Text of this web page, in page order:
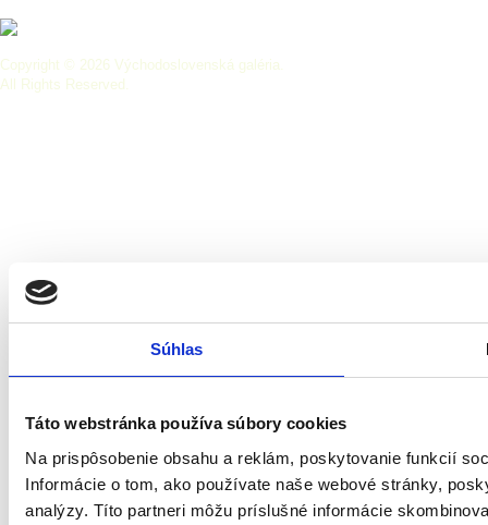
Súhlas
Táto webstránka používa súbory cookies
Na prispôsobenie obsahu a reklám, poskytovanie funkcií
Informácie o tom, ako používate naše webové stránky,
analýzy. Títo partneri môžu príslušné informácie
Copyright © 2026 Východoslovenská galéria.
All Rights Reserved.